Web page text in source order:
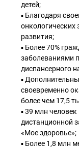
детей;
▪ Благодаря
онкологических
развития;
▪ Более 70%
заболеваниями
диспансерного
▪
своевременно
более чем 17,5
▪ 39 млн
дистанционной
«Мое здоровье»;
▪ Более 1,8 млн